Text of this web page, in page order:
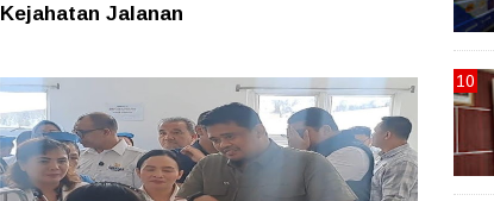
Kejahatan Jalanan